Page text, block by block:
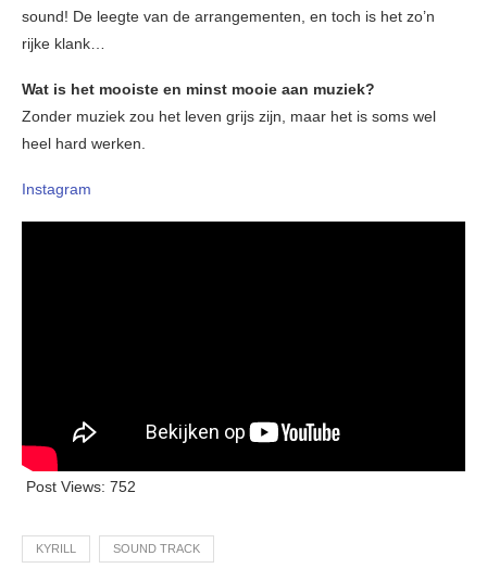
sound! De leegte van de arrangementen, en toch is het zo’n
rijke klank…
Wat is het mooiste en minst mooie aan muziek?
Zonder muziek zou het leven grijs zijn, maar het is soms wel
heel hard werken.
Instagram
Post Views: 752
KYRILL SOUND TRACK